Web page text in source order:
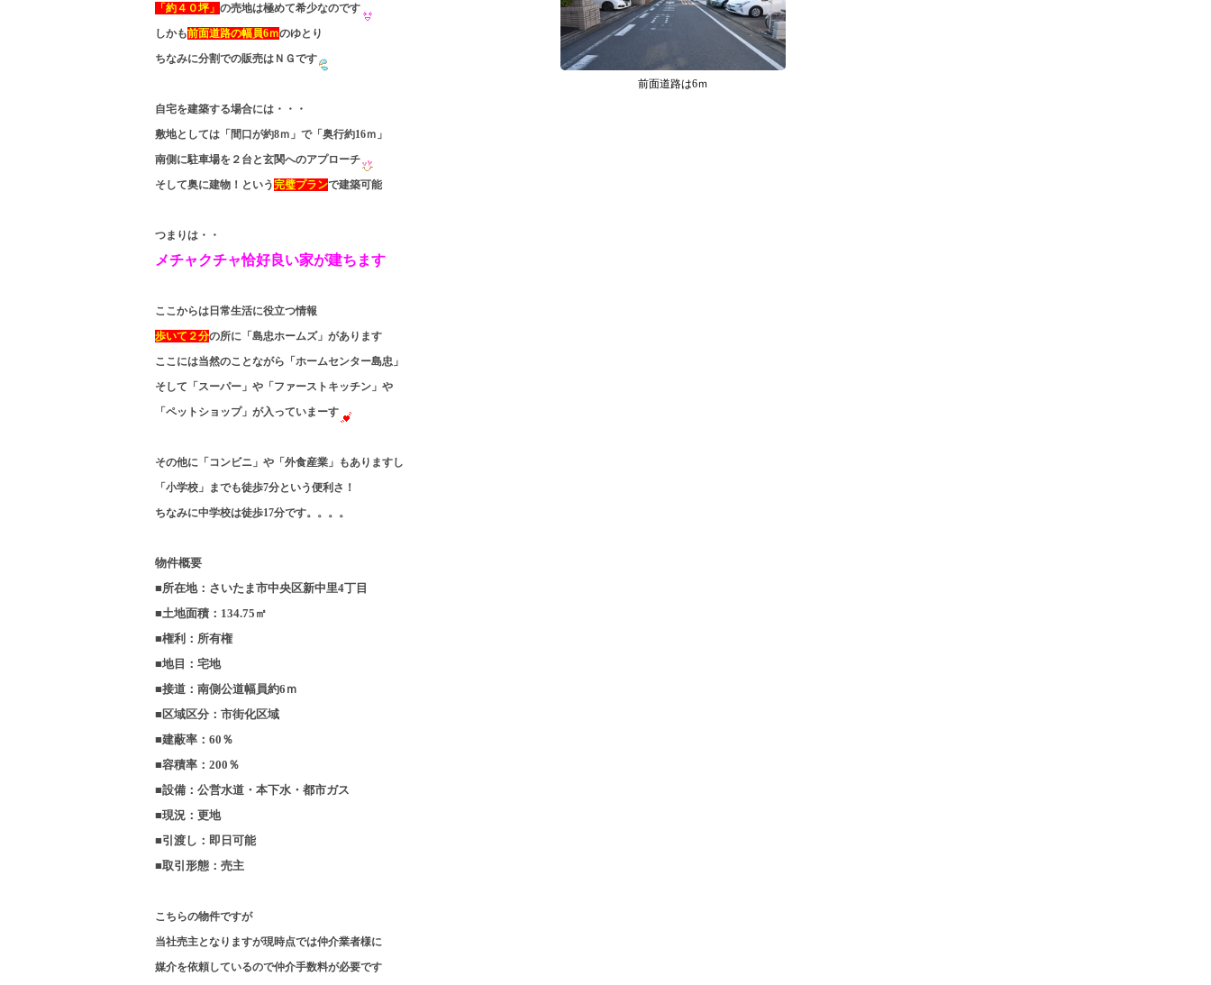
「約４０坪」 の売地は極めて希少なのです
しかも前面道路の幅員6ｍのゆとり
ちなみに分割での販売はＮＧです
自宅を建築する場合には・・・
敷地としては「間口が約8ｍ」で「奥行約16ｍ」
南側に駐車場を２台と玄関へのアプローチ
そして奥に建物！という完璧プランで建築可能
つまりは・・
メチャクチャ恰好良い家が建ちます
ここからは日常生活に役立つ情報
歩いて２分の所に「島忠ホームズ」があります
ここには当然のことながら「ホームセンター島忠」
そして「スーパー」や「ファーストキッチン」や
「ペットショップ」が入っていまーす
その他に「コンビニ」や「外食産業」もありますし
「小学校」までも徒歩7分という便利さ！
ちなみに中学校は徒歩17分です。。。。
物件概要
■所在地：さいたま市中央区新中里4丁目
■土地面積：134.75㎡
■権利：所有権
■地目：宅地
■接道：南側公道幅員約6ｍ
■区域区分：市街化区域
■建蔽率：60％
■容積率：200％
■設備：公営水道・本下水・都市ガス
■現況：更地
■引渡し：即日可能
■取引形態：売主
こちらの物件ですが
当社売主となりますが現時点では仲介業者様に
媒介を依頼しているので仲介手数料が必要です
前面道路は6ｍ